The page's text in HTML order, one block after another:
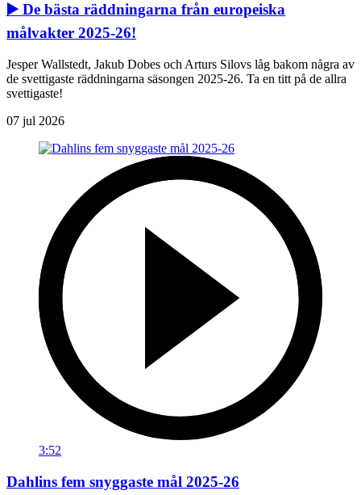
▶️ De bästa räddningarna från europeiska
målvakter 2025-26!
Jesper Wallstedt, Jakub Dobes och Arturs Silovs låg bakom några av
de svettigaste räddningarna säsongen 2025-26. Ta en titt på de allra
svettigaste!
07 jul 2026
3:52
Dahlins fem snyggaste mål 2025-26